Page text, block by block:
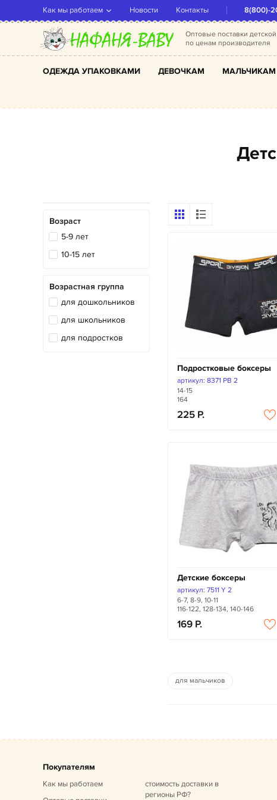
Оптовые поставки
по ценам производителя
ОДЕЖДА УПАКОВКАМИ ДЕВОЧКАМ МАЛЬЧИКАМ
8(800)-
Как мы работаем Новости Контакты
Возраст
5-9 лет
10-15 лет
Возрастная группа
для дошкольников
для школьников
для подростков
Подростковые боксеры
артикул: 8371 PB 2
14-15
164
225
Детские боксеры
артикул: 7511 Y 2
6-7, 8-9, 10-11
116-122, 128-134, 140-146
169
для мальчиков
Покупателям
Как мы работаем
стоимость доставки в
регионы РФ?